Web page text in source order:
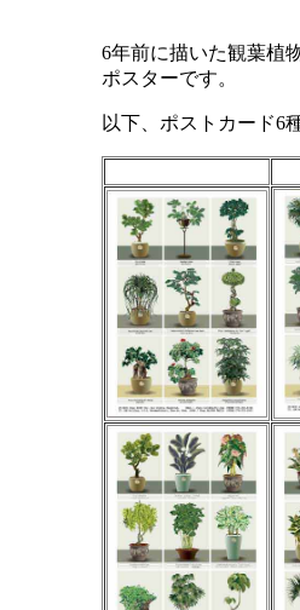
6年前に描いた観葉植
ポスターです。
以下、ポストカード6